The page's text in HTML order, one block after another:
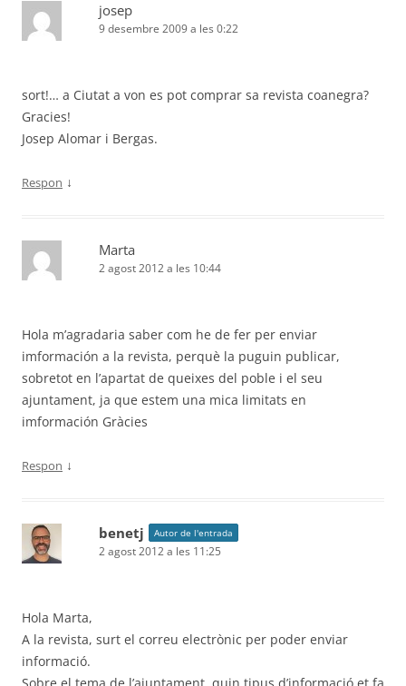
josep
9 desembre 2009 a les 0:22
sort!… a Ciutat a von es pot comprar sa revista coanegra?
Gracies!
Josep Alomar i Bergas.
Respon ↓
Marta
2 agost 2012 a les 10:44
Hola m’agradaria saber com he de fer per enviar
imformación a la revista, perquè la puguin publicar,
sobretot en l’apartat de queixes del poble i el seu
ajuntament, ja que estem una mica limitats en
imformación Gràcies
Respon ↓
benetj Autor de l'entrada
2 agost 2012 a les 11:25
Hola Marta,
A la revista, surt el correu electrònic per poder enviar
informació.